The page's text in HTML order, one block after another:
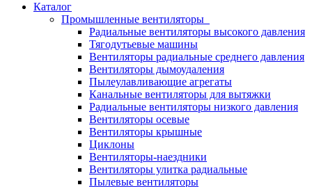
Каталог
Промышленные вентиляторы
Радиальные вентиляторы высокого давления
Тягодутьевые машины
Вентиляторы радиальные среднего давления
Вентиляторы дымоудаления
Пылеулавливающие агрегаты
Канальные вентиляторы для вытяжки
Радиальные вентиляторы низкого давления
Вентиляторы осевые
Вентиляторы крышные
Циклоны
Вентиляторы-наездники
Вентиляторы улитка радиальные
Пылевые вентиляторы